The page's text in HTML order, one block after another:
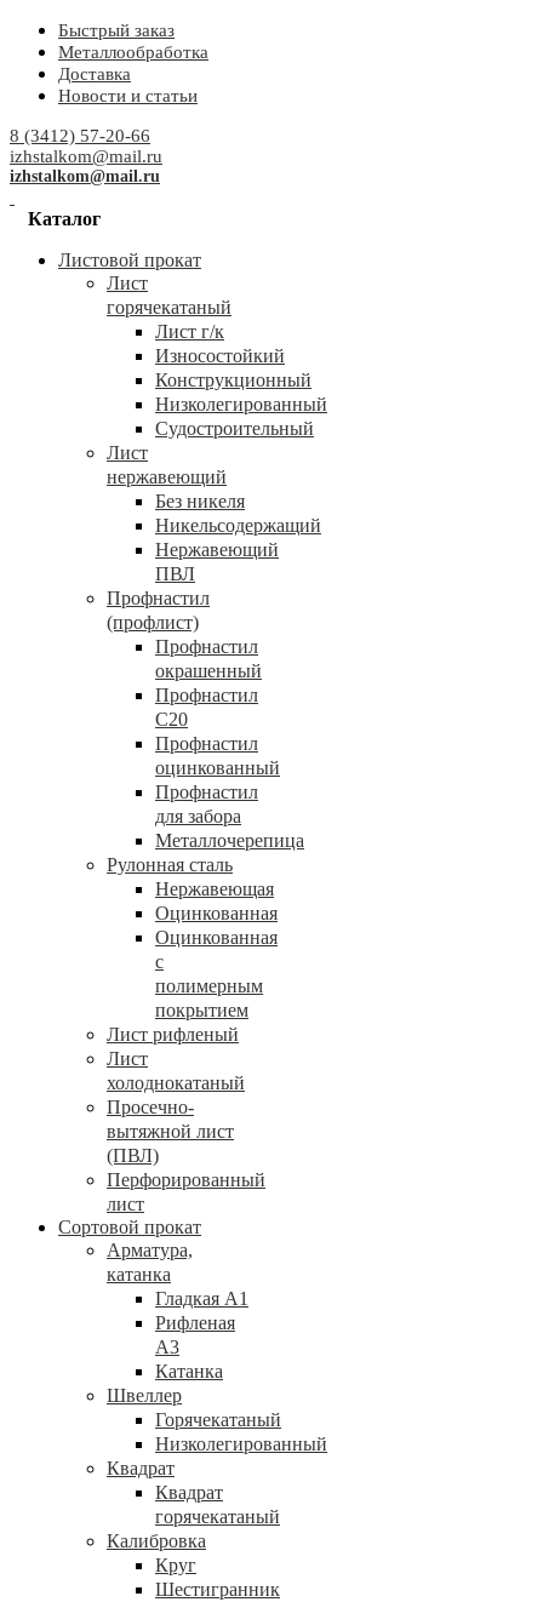
Быстрый заказ
Металлообработка
Доставка
Новости и статьи
8 (3412) 57-20-66
izhstalkom@mail.ru
izhstalkom@mail.ru
Каталог
Листовой прокат
Лист
горячекатаный
Лист г/к
Износостойкий
Конструкционный
Низколегированный
Судостроительный
Лист
нержавеющий
Без никеля
Никельсодержащий
Нержавеющий
ПВЛ
Профнастил
(профлист)
Профнастил
окрашенный
Профнастил
С20
Профнастил
оцинкованный
Профнастил
для забора
Металлочерепица
Рулонная сталь
Нержавеющая
Оцинкованная
Оцинкованная
с
полимерным
покрытием
Лист рифленый
Лист
холоднокатаный
Просечно-
вытяжной лист
(ПВЛ)
Перфорированный
лист
Сортовой прокат
Арматура,
катанка
Гладкая А1
Рифленая
А3
Катанка
Швеллер
Горячекатаный
Низколегированный
Квадрат
Квадрат
горячекатаный
Калибровка
Круг
Шестигранник